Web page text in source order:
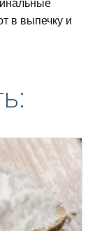
в выпечку и